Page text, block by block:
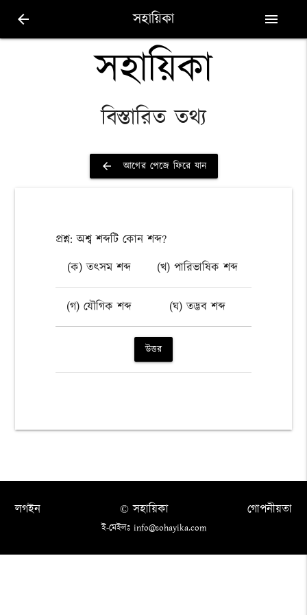
arrow_back সহায়িকা menu
সহায়িকা
বিস্তারিত তথ্য
arrow_back আগের পেজে ফিরে যান
প্রশ্ন: অশ্ব শব্দটি কোন শব্দ?
(ক) তৎসম শব্দ
(খ) পারিভাষিক শব্দ
(গ) যৌগিক শব্দ (ঘ) তদ্ভব শব্দ
উত্তর
লগইন গোপনীয়তা
© সহায়িকা
ই-মেইলঃ info@sohayika.com